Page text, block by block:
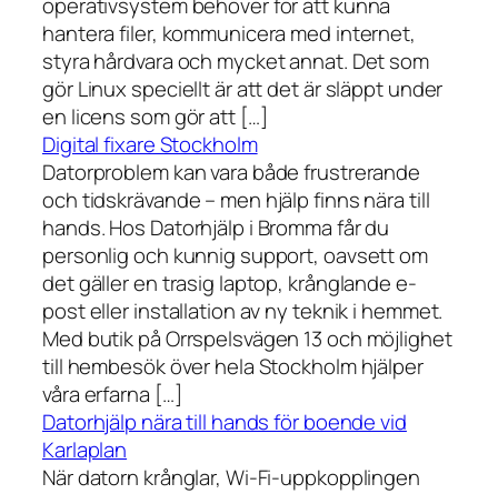
operativsystem behöver för att kunna
hantera filer, kommunicera med internet,
styra hårdvara och mycket annat. Det som
gör Linux speciellt är att det är släppt under
en licens som gör att […]
Digital fixare Stockholm
Datorproblem kan vara både frustrerande
och tidskrävande – men hjälp finns nära till
hands. Hos Datorhjälp i Bromma får du
personlig och kunnig support, oavsett om
det gäller en trasig laptop, krånglande e-
post eller installation av ny teknik i hemmet.
Med butik på Orrspelsvägen 13 och möjlighet
till hembesök över hela Stockholm hjälper
våra erfarna […]
Datorhjälp nära till hands för boende vid
Karlaplan
När datorn krånglar, Wi-Fi-uppkopplingen